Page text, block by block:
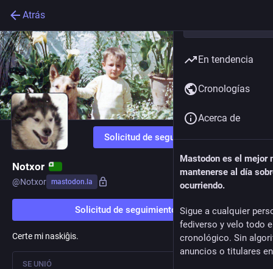
Atrás
Solicitud de seguimiento
Notxor
@Notxor mastodon.la
Solicitud de seguimiento
Certe mi naskiĝis.
SE UNIÓ
En tendencia
Cronologías
Acerca de
Mastodon es el mejor
mantenerse al día
ocurriendo.
Sigue a cualquier
fediverso y velo todo
cronológico. Sin
anuncios o titulares